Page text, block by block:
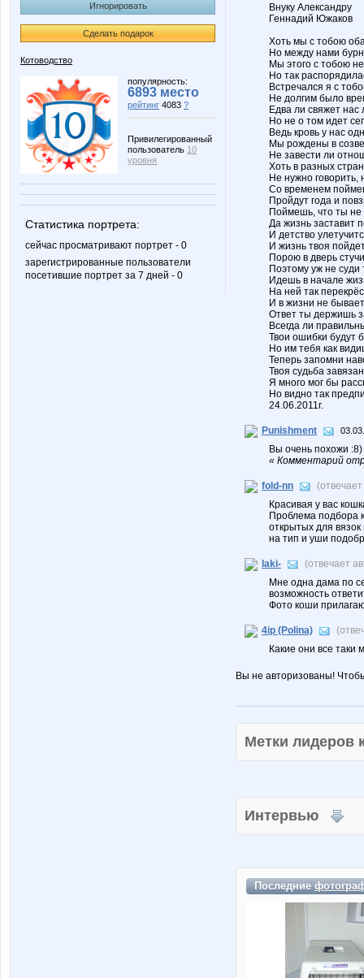
Игнорировать
Сделать подарок
Котоводство
популярность:
6893 место
рейтинг 4083 ?
Привилегированный
пользователь 10
уровня
Статистика портрета:
сейчас просматривают портрет - 0
зарегистрированные пользователи
посетившие портрет за 7 дней - 0
Внуку Александру
Геннадий Южаков
Хоть мы с тобою
Но между нами
Мы этого с тобою
Но так
Встречался я с
Не долгим было
Едва ли свяжет нас
Но не о том идет
Ведь кровь у нас
Мы рождены в
Не завести ли
Хоть в разных
Не нужно говорить,
Со временем
Пройдут года и
Поймешь, что ты не
Да жизнь заставит
И детство
И жизнь твоя
Порою в дверь
Поэтому уж не суди
Идешь в начале
На ней так
И в жизни не
Ответ ты держишь
Всегда ли
Твои ошибки будут
Но им тебя как
Теперь запомни
Твоя судьба
Я много мог бы
Но видно так
24.06.2011г.
Punishment
Вы очень похожи :8)
« Комментарий
fold-nn
Красивая у вас
Проблема подбора
открытых для
на тип и уши
laki-
(отвечает
Мне одна дама по
возможность
Фото коши
4ip (Polina)
Какие они все таки
Вы не авторизованы!
Метки
Интервью
Последние